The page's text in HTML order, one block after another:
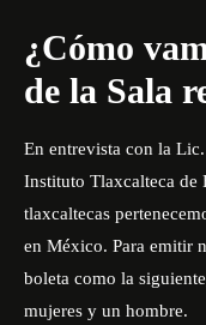
¿Cómo
de la Sala
En entrevista con la
Instituto Tlaxcalteca de
tlaxcaltecas
en México. Para emitir
boleta como la
mujeres y un hombre.